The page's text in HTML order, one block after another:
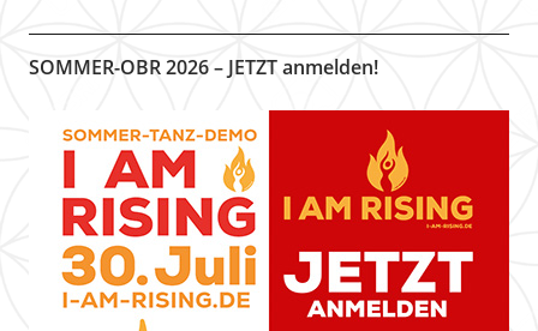
SOMMER-OBR 2026 – JETZT anmelden!